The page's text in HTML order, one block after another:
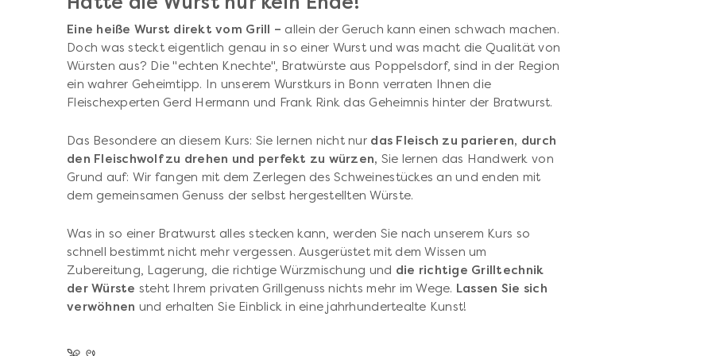
Eine heiße Wurst direkt vom Grill – allein der Geruch kann einen schwach machen.
Doch was steckt eigentlich genau in so einer Wurst und was macht die Qualität von
Würsten aus? Die "echten Knechte", Bratwürste aus Poppelsdorf, sind in der Region
ein wahrer Geheimtipp. In unserem Wurstkurs in Bonn verraten Ihnen die
Fleischexperten Gerd Hermann und Frank Rink das Geheimnis hinter der Bratwurst.
Das Besondere an diesem Kurs: Sie lernen nicht nur das Fleisch zu parieren, durch
den Fleischwolf zu drehen und perfekt zu würzen, Sie lernen das Handwerk von
Grund auf: Wir fangen mit dem Zerlegen des Schweinestückes an und enden mit
dem gemeinsamen Genuss der selbst hergestellten Würste.
Was in so einer Bratwurst alles stecken kann, werden Sie nach unserem Kurs so
schnell bestimmt nicht mehr vergessen. Ausgerüstet mit dem Wissen um
Zubereitung, Lagerung, die richtige Würzmischung und die richtige Grilltechnik
der Würste steht Ihrem privaten Grillgenuss nichts mehr im Wege. Lassen Sie sich
verwöhnen und erhalten Sie Einblick in eine jahrhundertealte Kunst!